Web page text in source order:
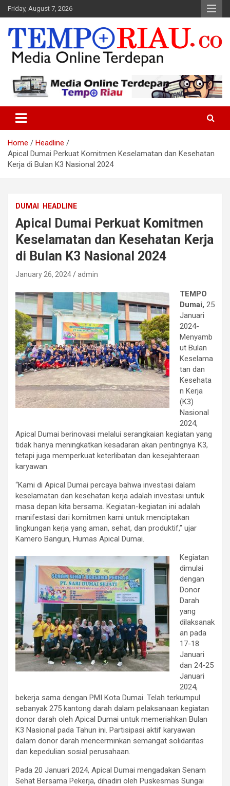
Skip
to
content
Friday, August 7, 2026
Tempo Riau
Home
Headline
Apical Dumai Perkuat Komitmen Keselamatan dan Kesehatan
Kerja di Bulan K3 Nasional 2024
DUMAI HEADLINE
Apical Dumai Perkuat Komitmen
Keselamatan dan Kesehatan Kerja
di Bulan K3 Nasional 2024
January 26, 2024 admin
TEMPO
Dumai, 25
Januari
2024-
Menyamb
ut Bulan
Keselama
tan dan
Kesehata
n Kerja
(K3)
Nasional
2024,
Apical Dumai berinovasi melalui serangkaian kegiatan yang
tidak hanya meningkatkan kesadaran akan pentingnya K3,
tetapi juga memperkuat keterlibatan dan kesejahteraan
karyawan.
“Kami di Apical Dumai percaya bahwa investasi dalam
keselamatan dan kesehatan kerja adalah investasi untuk
masa depan kita bersama. Kegiatan-kegiatan ini adalah
manifestasi dari komitmen kami untuk menciptakan
lingkungan kerja yang aman, sehat, dan produktif,” ujar
Kamero Bangun, Humas Apical Dumai.
Kegiatan
dimulai
dengan
Donor
Darah
yang
dilaksanak
an pada
17-18
Januari
dan 24-25
Januari
2024,
bekerja sama dengan PMI Kota Dumai. Telah terkumpul
sebanyak 275 kantong darah dalam pelaksanaan kegiatan
donor darah oleh Apical Dumai untuk memeriahkan Bulan
K3 Nasional pada Tahun ini. Partisipasi aktif karyawan
dalam donor darah mencerminkan semangat solidaritas
dan kepedulian sosial perusahaan.
Pada 20 Januari 2024, Apical Dumai mengadakan Senam
Sehat Bersama Pekerja, dihadiri oleh Puskesmas Sungai